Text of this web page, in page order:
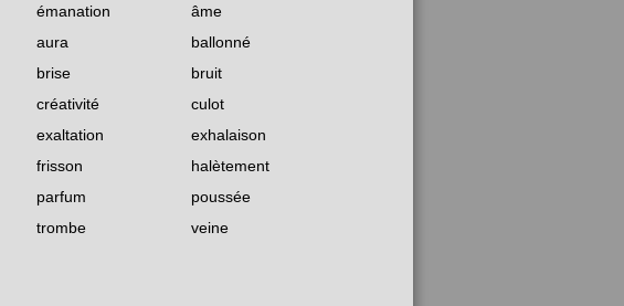
émanation
âme
aura
ballonné
brise
bruit
créativité
culot
exaltation
exhalaison
frisson
halètement
parfum
poussée
trombe
veine